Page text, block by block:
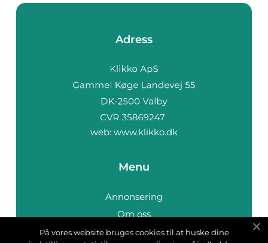
Adress
web: www.klikko.dk
Menu
Annonsering
Om oss
Cookies
På vores website bruges cookies til at huske dine